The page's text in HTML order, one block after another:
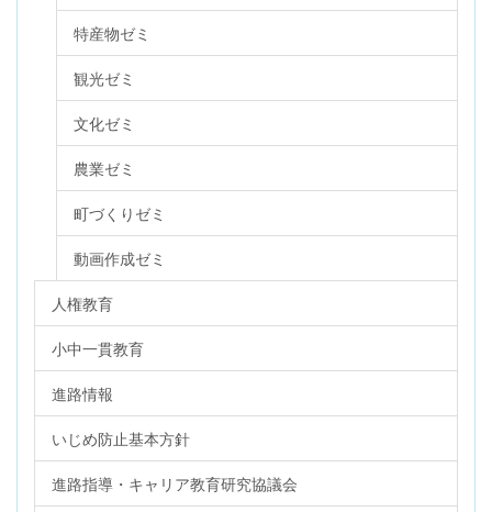
特産物ゼミ
観光ゼミ
文化ゼミ
農業ゼミ
町づくりゼミ
動画作成ゼミ
人権教育
小中一貫教育
進路情報
いじめ防止基本方針
進路指導・キャリア教育研究協議会